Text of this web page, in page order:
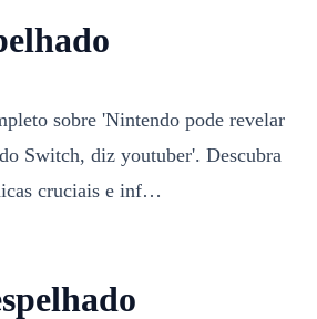
sobre 'Nintendo pode revelar
Switch, diz youtuber'. Descubra
cruciais e inf…